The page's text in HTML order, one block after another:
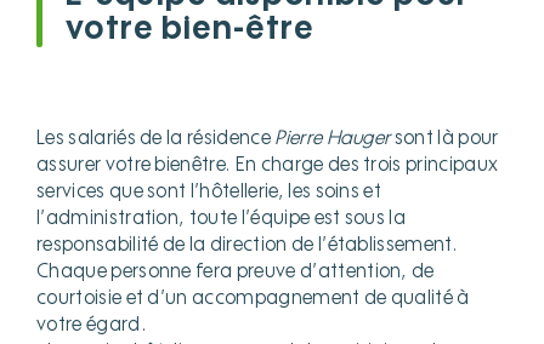
votre bien-être
Les salariés de la résidence Pierre Haugersont là pour
assurer votre bienêtre. En charge des trois principaux
services que sont l’hôtellerie, les soins et
l’administration, toute l’équipe est sous la
responsabilité de la direction de l’établissement.
Chaque personne fera preuve d’attention, de
courtoisie et d’un accompagnement de qualité à
votre égard.